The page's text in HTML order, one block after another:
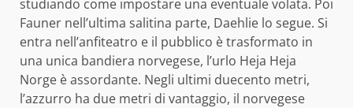
studiando come impostare una eventuale volata. Poi
Fauner nell’ultima salitina parte, Daehlie lo segue. Si
entra nell’anfiteatro e il pubblico è trasformato in
una unica bandiera norvegese, l’urlo Heja Heja
Norge è assordante. Negli ultimi duecento metri,
l’azzurro ha due metri di vantaggio, il norvegese